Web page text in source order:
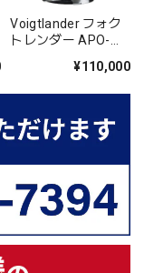
Voigtlander フォク
トレンダー APO-
F3.5 VM Limited グ
¥110,000